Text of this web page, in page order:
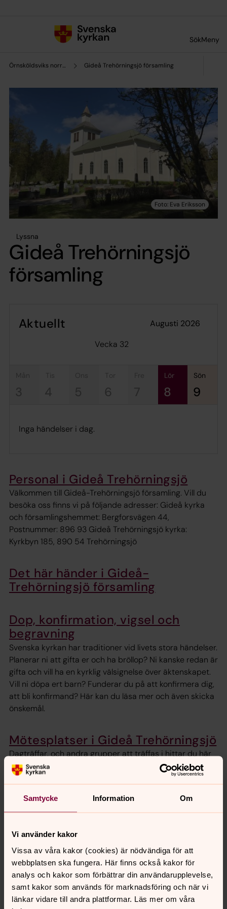
Samtycke Information Om
Vi använder kakor
Vissa av våra kakor (cookies) är nödvändiga för att
webbplatsen ska fungera. Här finns också kakor för
analys och kakor som förbättrar din användarupplevelse,
samt kakor som används för marknadsföring och när vi
länkar vidare till andra plattformar. Läs mer om våra
SökMeny
Örnsköldsviks norra pastorat Gideå Trehörningsjö församling
Lyssna
Gideå Trehörningsjö
församling
Aktuellt
augusti 2026
Vecka 32
tis
4
tor
6
lör
8
sön
9
Inga händelser i dag.
Personal i Gideå Trehörningsjö
Välkommen till Gideå-Trehörningsjö församling. Vill du
besöka oss finns vi på följande adresser: Gideå kyrka
och församlingshemmet: Bergforsvägen 44,
Postnummer: 896 93 Gideå Trehörningsjö kyrka:
Kyrkbyn 185, 890 54 Trehörningsjö
Det här händer i Gideå-
Trehörningsjö församling
Dop, konfirmation, vigsel och
begravning
Svenska kyrkan har traditioner vid livets stora händelser.
Planerar ni att gifta er och ha bröllop? Ni kanske redan är
gifta och vill ha en kyrklig välsignelse över äktenskapet.
Vill ni döpa ert barn? Funderar du på att konfirmera dig,
att bli konfirmand? Här kan du läsa mer och även skicka
önskemål.
Mötesplatser i Gideå Trehörningsjö
Dagträffar, och andra grupper att träffas i hittar du här
>>
Barngrupper i Gideå Trehörningsjö
Mötesplatser för alla åldrar, stora som små.
Musik och körer i Gideå
Trehörningsjö